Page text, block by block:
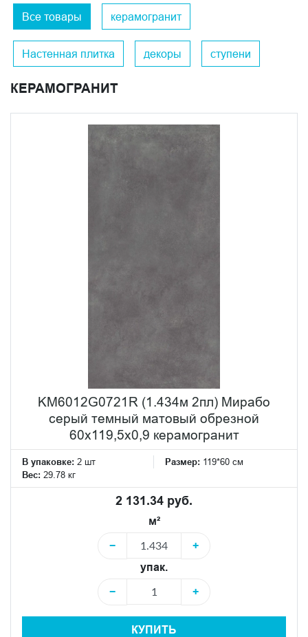
Все товары керамогранит
Настенная плитка декоры ступени
КЕРАМОГРАНИТ
KM6012G0721R (1.434м 2пл) Мирабо
серый темный матовый обрезной
60x119,5x0,9 керамогранит
В упаковке: 2 шт Размер: 119*60 см
Вес: 29.78 кг
2 131.34 руб.
м²
−
+
упак.
−
+
КУПИТЬ